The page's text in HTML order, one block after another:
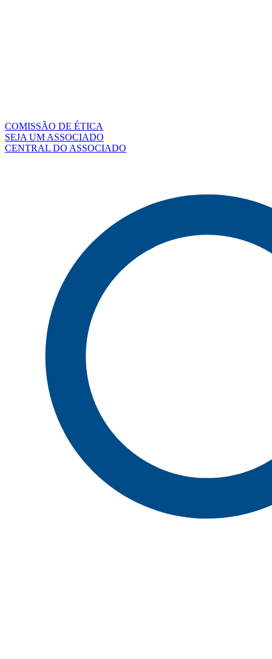
COMISSÃO DE ÉTICA
SEJA UM ASSOCIADO
CENTRAL DO ASSOCIADO